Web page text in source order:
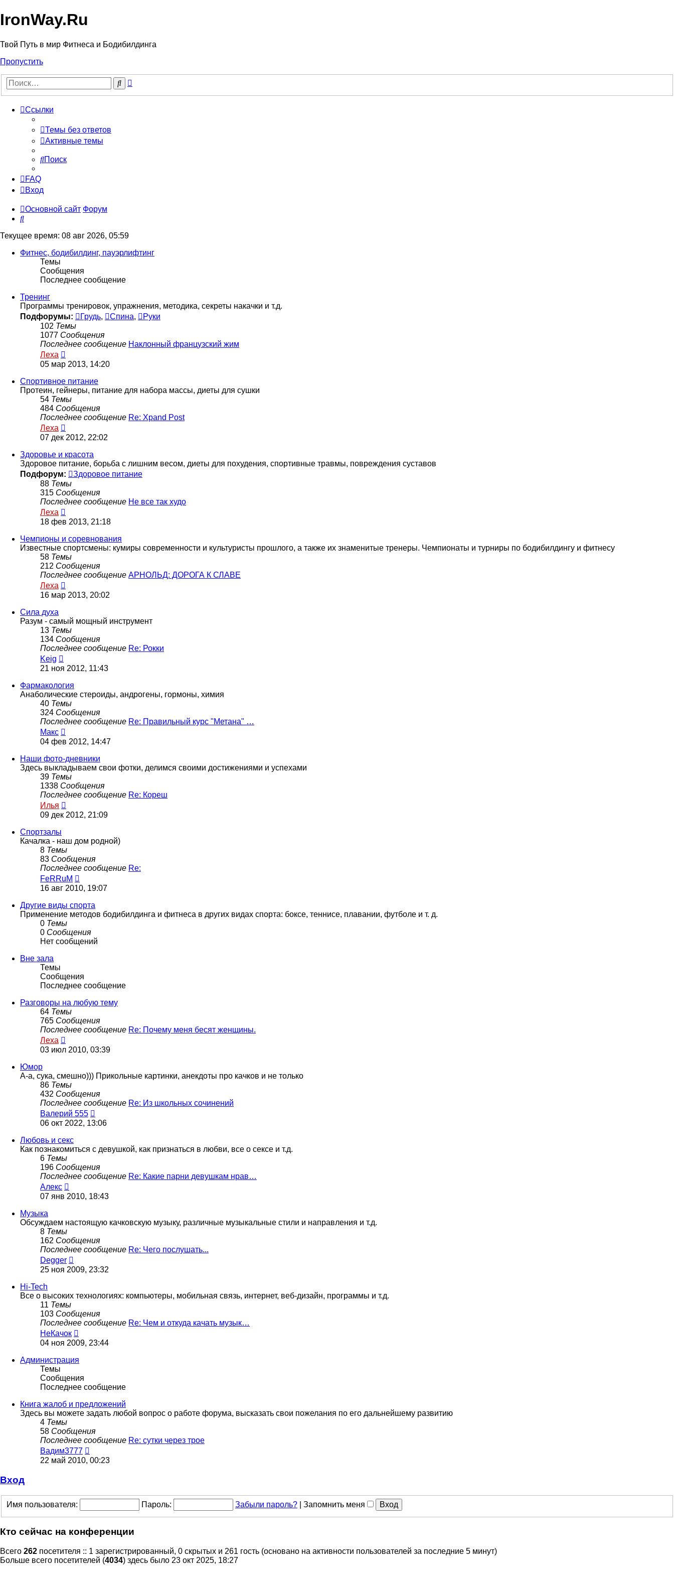
IronWay.Ru
Твой Путь в мир Фитнеса и Бодибилдинга
Пропустить
Поиск
Ссылки
Темы без ответов
Активные темы
Поиск
FAQ
Вход
Основной сайт Форум
Поиск
Текущее время: 08 авг 2026, 05:59
Фитнес, бодибилдинг, пауэрлифтинг
Темы
Сообщения
Последнее сообщение
Тренинг
Программы тренировок, упражнения, методика, секреты накачки и т.д.
Подфорумы:
Грудь, Спина,
Руки
102 Темы
1077 Сообщения
Последнее сообщение Наклонный французский жим
Леха
к
сообщению
05 мар 2013, 14:20
Спортивное питание
Протеин, гейнеры, питание для набора массы, диеты для сушки
54 Темы
484 Сообщения
Последнее сообщение Re: Xpand Post
Леха
к
сообщению
07 дек 2012, 22:02
Здоровье и красота
Здоровое питание, борьба с лишним весом, диеты для похудения, спортивные травмы, повреждения суставов
Подфорум:
Здоровое питание
88 Темы
315 Сообщения
Последнее сообщение Не все так худо
Леха
к
сообщению
18 фев 2013, 21:18
Чемпионы и соревнования
Известные спортсмены: кумиры современности и культуристы прошлого, а также их знаменитые тренеры. Чемпионаты и турниры по бодибилдингу и фитнесу
58 Темы
212 Сообщения
Последнее сообщение АРНОЛЬД: ДОРОГА К СЛАВЕ
Леха
к
16 мар 2013, 20:02
Сила духа
Разум - самый мощный инструмент
13 Темы
134 Сообщения
Последнее сообщение Re: Рокки
Keig
к
сообщению
21 ноя 2012, 11:43
Фармакология
Анаболические стероиды, андрогены, гормоны, химия
40 Темы
324 Сообщения
Последнее сообщение Re: Правильный курс "Метана" …
Макс
к
сообщению
04 фев 2012, 14:47
Наши фото-дневники
Здесь выкладываем свои фотки, делимся своими достижениями и успехами
39 Темы
1338 Сообщения
Последнее сообщение Re: Кореш
Илья
к
09 дек 2012, 21:09
Спортзалы
Качалка - наш дом родной)
8 Темы
83 Сообщения
Последнее сообщение Re:
FeRRuM
к
сообщению
16 авг 2010, 19:07
Другие виды спорта
Применение методов бодибилдинга и фитнеса в других видах спорта: боксе, теннисе, плавании, футболе и т. д.
0 Темы
0 Сообщения
Нет сообщений
Вне зала
Темы
Сообщения
Последнее сообщение
Разговоры на любую тему
64 Темы
765 Сообщения
Последнее сообщение Re: Почему меня бесят женщины.
Леха
к
03 июл 2010, 03:39
Юмор
А-а, сука, смешно))) Прикольные картинки, анекдоты про качков и не только
86 Темы
432 Сообщения
Последнее сообщение Re: Из школьных сочинений
Валерий 555
к
06 окт 2022, 13:06
Любовь и секс
Как познакомиться с девушкой, как признаться в любви, все о сексе и т.д.
6 Темы
196 Сообщения
Последнее сообщение Re: Какие парни девушкам нрав…
Алекс
к
07 янв 2010, 18:43
Музыка
Обсуждаем настоящую качковскую музыку, различные музыкальные стили и направления и т.д.
8 Темы
162 Сообщения
Последнее сообщение Re: Чего послушать...
Degger
к
25 ноя 2009, 23:32
Hi-Tech
Все о высоких технологиях: компьютеры, мобильная связь, интернет, веб-дизайн, программы и т.д.
11 Темы
103 Сообщения
Последнее сообщение Re: Чем и откуда качать музык…
НеКачок
к
сообщению
04 ноя 2009, 23:44
Администрация
Темы
Сообщения
Последнее сообщение
Книга жалоб и предложений
Здесь вы можете задать любой вопрос о работе форума, высказать свои пожелания по его дальнейшему развитию
4 Темы
58 Сообщения
Последнее сообщение Re: сутки через трое
Вадим3777
к
22 май 2010, 00:23
Вход
Имя пользователя: Пароль: Забыли пароль? Запомнить меня
Кто сейчас на конференции
Всего 262 посетителя :: 1 зарегистрированный, 0 скрытых и 261 гость (основано на активности пользователей за последние 5 минут)
Больше всего посетителей (4034) здесь было 23 окт 2025, 18:27